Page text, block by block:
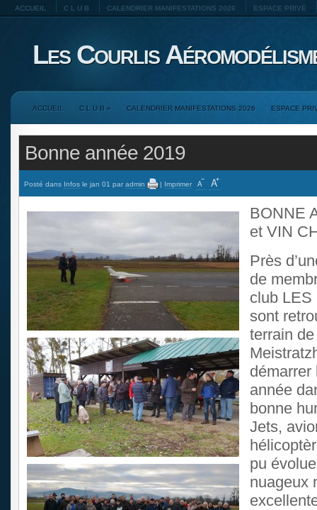
ACCUEIL C L U B CALENDRIER MANIFESTATIONS 2026 ESPACE PRIVÉ
Les Courlis
ACCUEIL C L U B» CALENDRIER MANIFESTATIONS 2026 ESPACE
Bonne année 2019
Posté dans Infos le jan 01 par admin | Imprimer
BONNE
et VIN
Près
de
club LES
sont
terrain de
démarrer
année
bonne
Jets,
pu
nuageux